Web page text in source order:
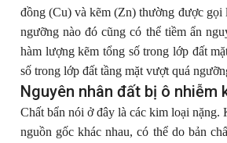
đồng (Cu) và kẽm (Zn) thường được
ngưỡng nào đó cũng có thể tiềm ẩn
hàm lượng kẽm tổng số trong lớp đất
số trong lớp đất tầng mặt vượt quá
Nguyên nhân đất bị ô nhiễm
Chất bẩn nói ở đây là các kim loại
nguồn gốc khác nhau, có thể do bản